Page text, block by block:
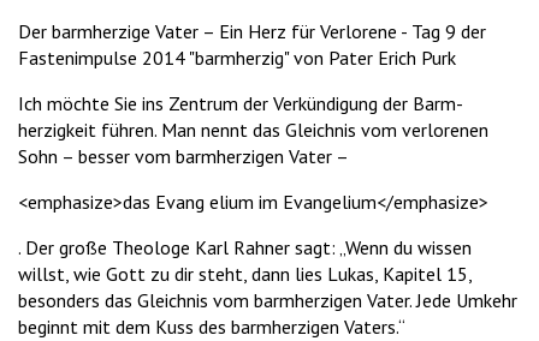
Der barmherzige Vater – Ein Herz für Verlorene - Tag 9 der
Fastenimpulse 2014 "barmherzig" von Pater Erich Purk
Ich möchte Sie ins Zentrum der Verkündigung der Barm-
herzigkeit führen. Man nennt das Gleichnis vom verlorenen
Sohn – besser vom barmherzigen Vater –
<emphasize>das Evang elium im Evangelium</emphasize>
. Der große Theologe Karl Rahner sagt: „Wenn du wissen
willst, wie Gott zu dir steht, dann lies Lukas, Kapitel 15,
besonders das Gleichnis vom barmherzigen Vater. Jede Umkehr
beginnt mit dem Kuss des barmherzigen Vaters.“